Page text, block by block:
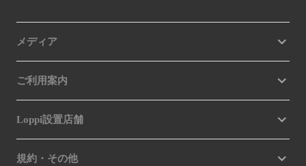
メディア
ご利用案内
Loppi設置店舗
規約・その他